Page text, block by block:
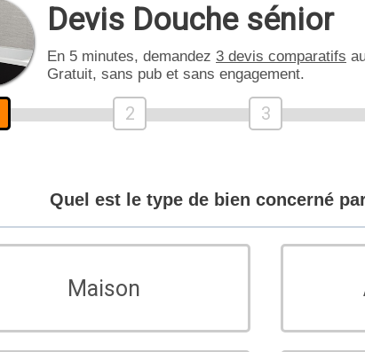
Devis Douche sénior
En 5 minutes, demandez 3 devis comparatifs
Gratuit, sans pub et sans engagement.
2 3
Quel est le type de bien concerné
Maison